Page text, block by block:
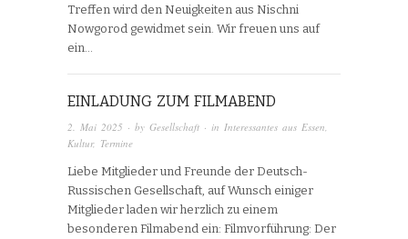
Treffen wird den Neuigkeiten aus Nischni
Nowgorod gewidmet sein. Wir freuen uns auf
ein…
EINLADUNG ZUM FILMABEND
2. Mai 2025 · by Gesellschaft · in Interessantes aus Essen,
Kultur, Termine
Liebe Mitglieder und Freunde der Deutsch-
Russischen Gesellschaft, auf Wunsch einiger
Mitglieder laden wir herzlich zu einem
besonderen Filmabend ein: Filmvorführung: Der